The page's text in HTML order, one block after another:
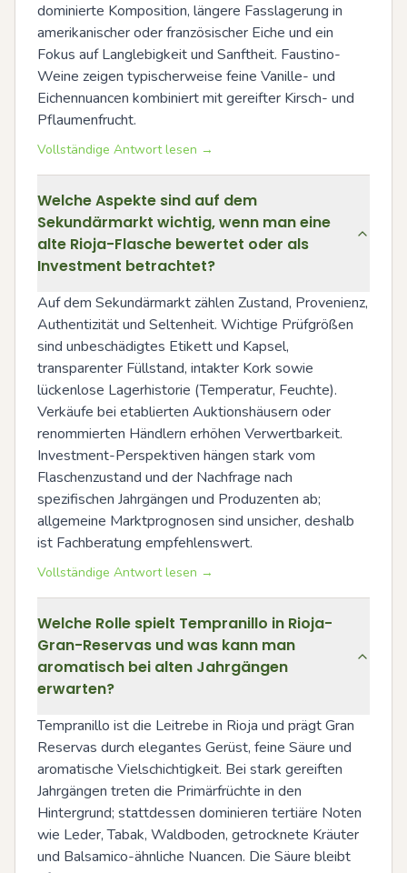
dominierte Komposition, längere Fasslagerung in
amerikanischer oder französischer Eiche und ein
Fokus auf Langlebigkeit und Sanftheit. Faustino-
Weine zeigen typischerweise feine Vanille- und
Eichennuancen kombiniert mit gereifter Kirsch- und
Pflaumenfrucht.
Vollständige Antwort lesen →
Welche Aspekte sind auf dem
Sekundärmarkt wichtig, wenn man eine
alte Rioja-Flasche bewertet oder als
Investment betrachtet?
Auf dem Sekundärmarkt zählen Zustand, Provenienz,
Authentizität und Seltenheit. Wichtige Prüfgrößen
sind unbeschädigtes Etikett und Kapsel,
transparenter Füllstand, intakter Kork sowie
lückenlose Lagerhistorie (Temperatur, Feuchte).
Verkäufe bei etablierten Auktionshäusern oder
renommierten Händlern erhöhen Verwertbarkeit.
Investment-Perspektiven hängen stark vom
Flaschenzustand und der Nachfrage nach
spezifischen Jahrgängen und Produzenten ab;
allgemeine Marktprognosen sind unsicher, deshalb
ist Fachberatung empfehlenswert.
Vollständige Antwort lesen →
Welche Rolle spielt Tempranillo in Rioja-
Gran-Reservas und was kann man
aromatisch bei alten Jahrgängen
erwarten?
Tempranillo ist die Leitrebe in Rioja und prägt Gran
Reservas durch elegantes Gerüst, feine Säure und
aromatische Vielschichtigkeit. Bei stark gereiften
Jahrgängen treten die Primärfrüchte in den
Hintergrund; stattdessen dominieren tertiäre Noten
wie Leder, Tabak, Waldboden, getrocknete Kräuter
und Balsamico-ähnliche Nuancen. Die Säure bleibt